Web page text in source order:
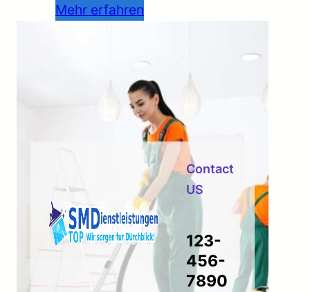
Mehr erfahren
Contact
US
123-
456-
7890